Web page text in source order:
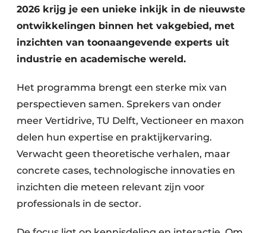
2026 krijg je een unieke inkijk in de nieuwste
ontwikkelingen binnen het vakgebied, met
inzichten van toonaangevende experts uit
industrie en academische wereld.
Het programma brengt een sterke mix van
perspectieven samen. Sprekers van onder
meer Vertidrive, TU Delft, Vectioneer en maxon
delen hun expertise en praktijkervaring.
Verwacht geen theoretische verhalen, maar
concrete cases, technologische innovaties en
inzichten die meteen relevant zijn voor
professionals in de sector.